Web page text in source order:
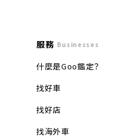
服務 Businesses
什麼是Goo鑑定？
找好車
找好店
找海外車